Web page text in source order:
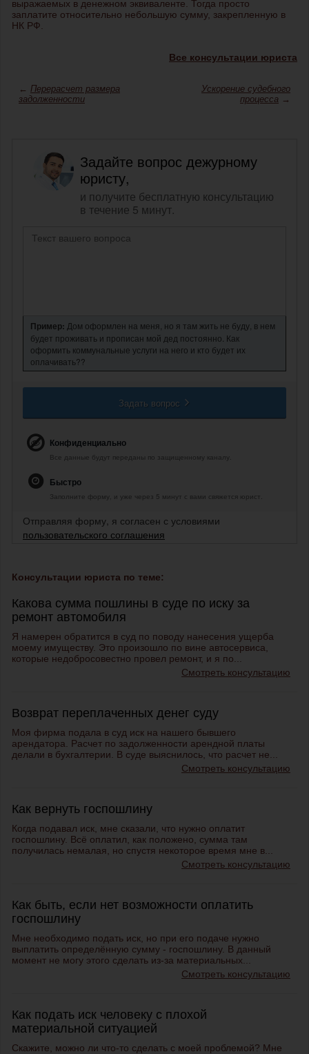
выражаемых в денежном эквиваленте. Тогда просто
заплатите относительно небольшую сумму, закрепленную в
НК РФ.
Все консультации юриста
← Перерасчет размера
задолженности
Ускорение судебного
процесса →
Задайте вопрос дежурному
юристу,
и получите бесплатную консультацию
в течение 5 минут.
Пример: Дом оформлен на меня, но я там жить не буду, в нем
будет проживать и прописан мой дед постоянно. Как
оформить коммунальные услуги на него и кто будет их
оплачивать??
Задать вопрос
Конфиденциально
Все данные будут переданы по защищенному каналу.
Быстро
Заполните форму, и уже через 5 минут с вами свяжется юрист.
Отправляя форму, я согласен с условиями
пользовательского соглашения
Консультации юриста по теме:
Какова сумма пошлины в суде по иску за
ремонт автомобиля
Я намерен обратится в суд по поводу нанесения ущерба
моему имуществу. Это произошло по вине автосервиса,
которые недобросовестно провел ремонт, и я по...
Смотреть консультацию
Возврат переплаченных денег суду
Моя фирма подала в суд иск на нашего бывшего
арендатора. Расчет по задолженности арендной платы
делали в бухгалтерии. В суде выяснилось, что расчет не...
Смотреть консультацию
Как вернуть госпошлину
Когда подавал иск, мне сказали, что нужно оплатит
госпошлину. Всё оплатил, как положено, сумма там
получилась немалая, но спустя некоторое время мне в...
Смотреть консультацию
Как быть, если нет возможности оплатить
госпошлину
Мне необходимо подать иск, но при его подаче нужно
выплатить определённую сумму - госпошлину. В данный
момент не могу этого сделать из-за материальных...
Смотреть консультацию
Как подать иск человеку с плохой
материальной ситуацией
Скажите, можно ли что-то сделать с моей проблемой? Мне